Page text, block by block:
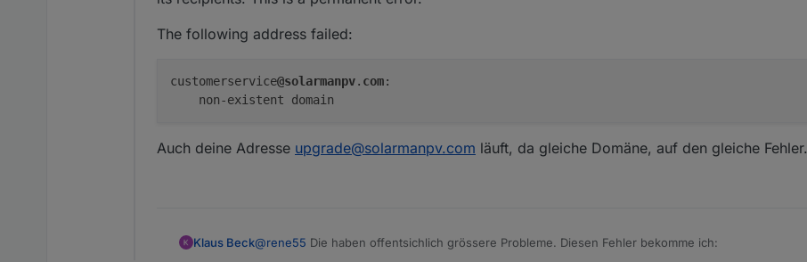
entsprechend dem eigenen Anspruch anpassen.
The following address failed:
customerservice@solarmanpv. com:
Auch deine Adresse upgrade@solarmanpv.com läuft, da gleiche Domäne, auf den gleiche Fehler.
Klaus Beck@rene55 Die haben offentsichlich grössere Probleme. Diesen Fehler bekomme ich: